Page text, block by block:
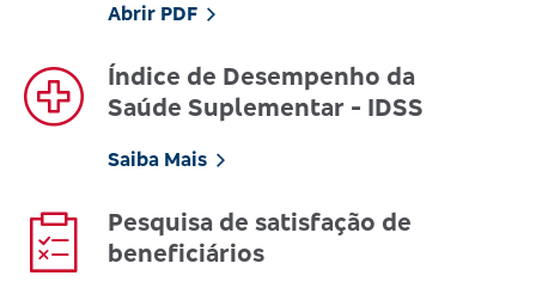
Abrir PDF
Índice de Desempenho da
Saúde Suplementar - IDSS
Saiba Mais
Pesquisa de satisfação de
beneficiários